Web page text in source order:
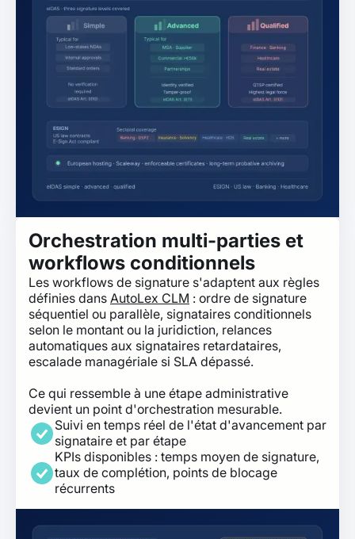
Orchestration multi-parties et
workflows conditionnels
Les workflows de signature s'adaptent aux règles
définies dans AutoLex CLM : ordre de signature
séquentiel ou parallèle, signataires conditionnels
selon le montant ou la juridiction, relances
automatiques aux signataires retardataires,
escalade managériale si SLA dépassé.
Ce qui ressemble à une étape administrative
devient un point d'orchestration mesurable.
Suivi en temps réel de l'état d'avancement par
signataire et par étape
KPIs disponibles : temps moyen de signature,
taux de complétion, points de blocage
récurrents